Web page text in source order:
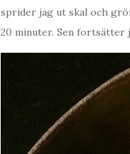
sprider jag ut skal och
20 minuter. Sen fortsätter